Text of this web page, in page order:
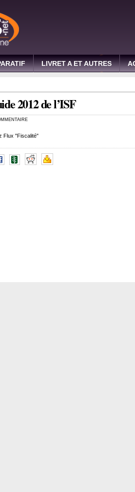
LIVRET A ET AUTRES
2012 de l’ISF
Flux "Fiscalité"